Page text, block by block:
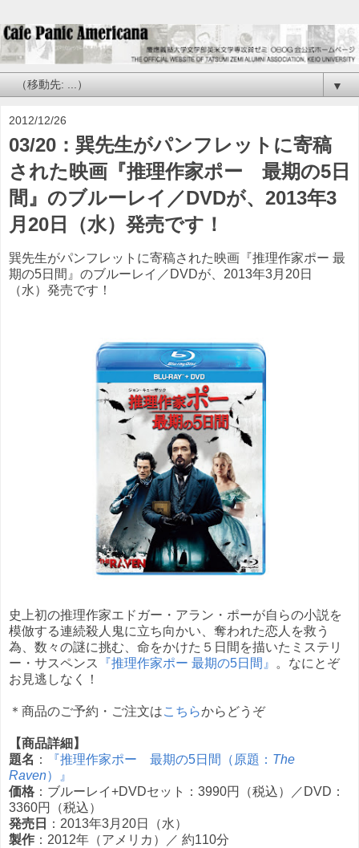
▼
2012/12/26
03/20：巽先生がパンフレットに寄稿
された映画『推理作家ポー 最期の5日
間』のブルーレイ／DVDが、2013年3
月20日（水）発売です！
巽先生がパンフレットに寄稿された映画『推理作家ポー 最
期の5日間』のブルーレイ／DVDが、2013年3月20日
（水）発売です！
史上初の推理作家エドガー・アラン・ポーが自らの小説を
模倣する連続殺人鬼に立ち向かい、奪われた恋人を救う
為、数々の謎に挑む、命をかけた５日間を描いたミステリ
ー・サスペンス
『推理作家ポー 最期の5日間』
。なにとぞ
お見逃しなく！
＊商品のご予約・ご注文はこちらからどうぞ
【商品詳細】
題名 ： 『推理作家ポー 最期の5日間（原題： The
Raven）』
価格 ：ブルーレイ+DVDセット：3990円（税込）／DVD：
3360円（税込）
発売日
：2013年3月20日（水）
製作 ：2012年（アメリカ）／ 約110分